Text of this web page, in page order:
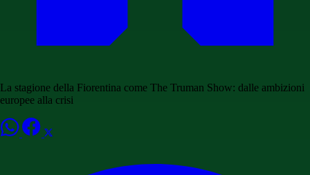
La stagione della Fiorentina come The Truman Show: dalle ambizioni
europee alla crisi